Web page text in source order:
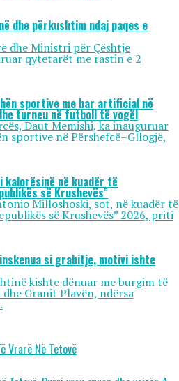
dhe përkushtim ndaj paqes e
dhe Ministri për Çështje
qytetarët me rastin e 2
sportive me bar artificial në
turneu në futboll të vogël
Daut Memishi, ka inauguruar
sportive në Përshefcë–Gllogjë,
në kuadër të
së Krushevës”
Milloshoski, sot, në kuadër të
së Krushevës” 2026, priti
si grabitje, motivi ishte
kishte dënuar me burgim të
Granit Plavën, ndërsa
Vrarë Në Tetovë